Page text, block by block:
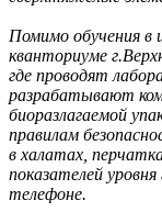
Помимо обучения
кванториуме
где проводят
разрабатывают
биоразлагаемой
правилам
в халатах,
показателей
телефоне.